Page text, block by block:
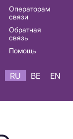
Операторам
связи
Обратная
связь
Помощь
RU BE EN